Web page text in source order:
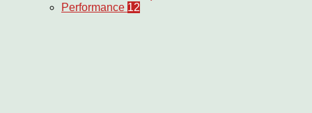
Performance 12